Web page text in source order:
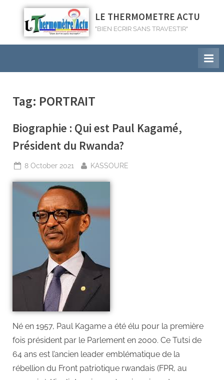
LE THERMOMETRE ACTU
"BIEN ECRIR SANS TRAVESTIR"
Tag: PORTRAIT
Biographie : Qui est Paul Kagamé,
Président du Rwanda?
8 October 2021 KASSOURE
Né en 1957, Paul Kagame a été élu pour la première
fois président par le Parlement en 2000. Ce Tutsi de
64 ans est l’ancien leader emblématique de la
rébellion du Front patriotique rwandais (FPR, au